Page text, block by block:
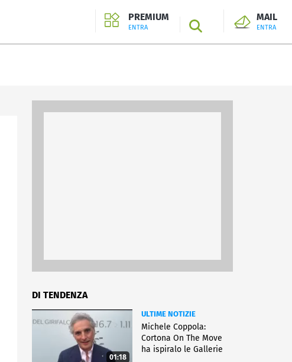
PREMIUM
ENTRA SEARCH
MAIL
ENTRA
DI TENDENZA
01:18
ULTIME NOTIZIE
Michele Coppola:
Cortona On The Move
ha ispiralo le Gallerie